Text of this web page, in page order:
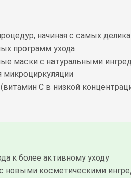
начиная с самых
программ ухода
маски с натуральными
микроциркуляции
С в низкой
к более активному уходу
новыми косметическими